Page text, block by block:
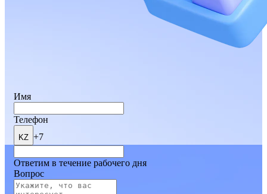
Имя
Телефон
KZ +7
Ответим в течение рабочего дня
Вопрос